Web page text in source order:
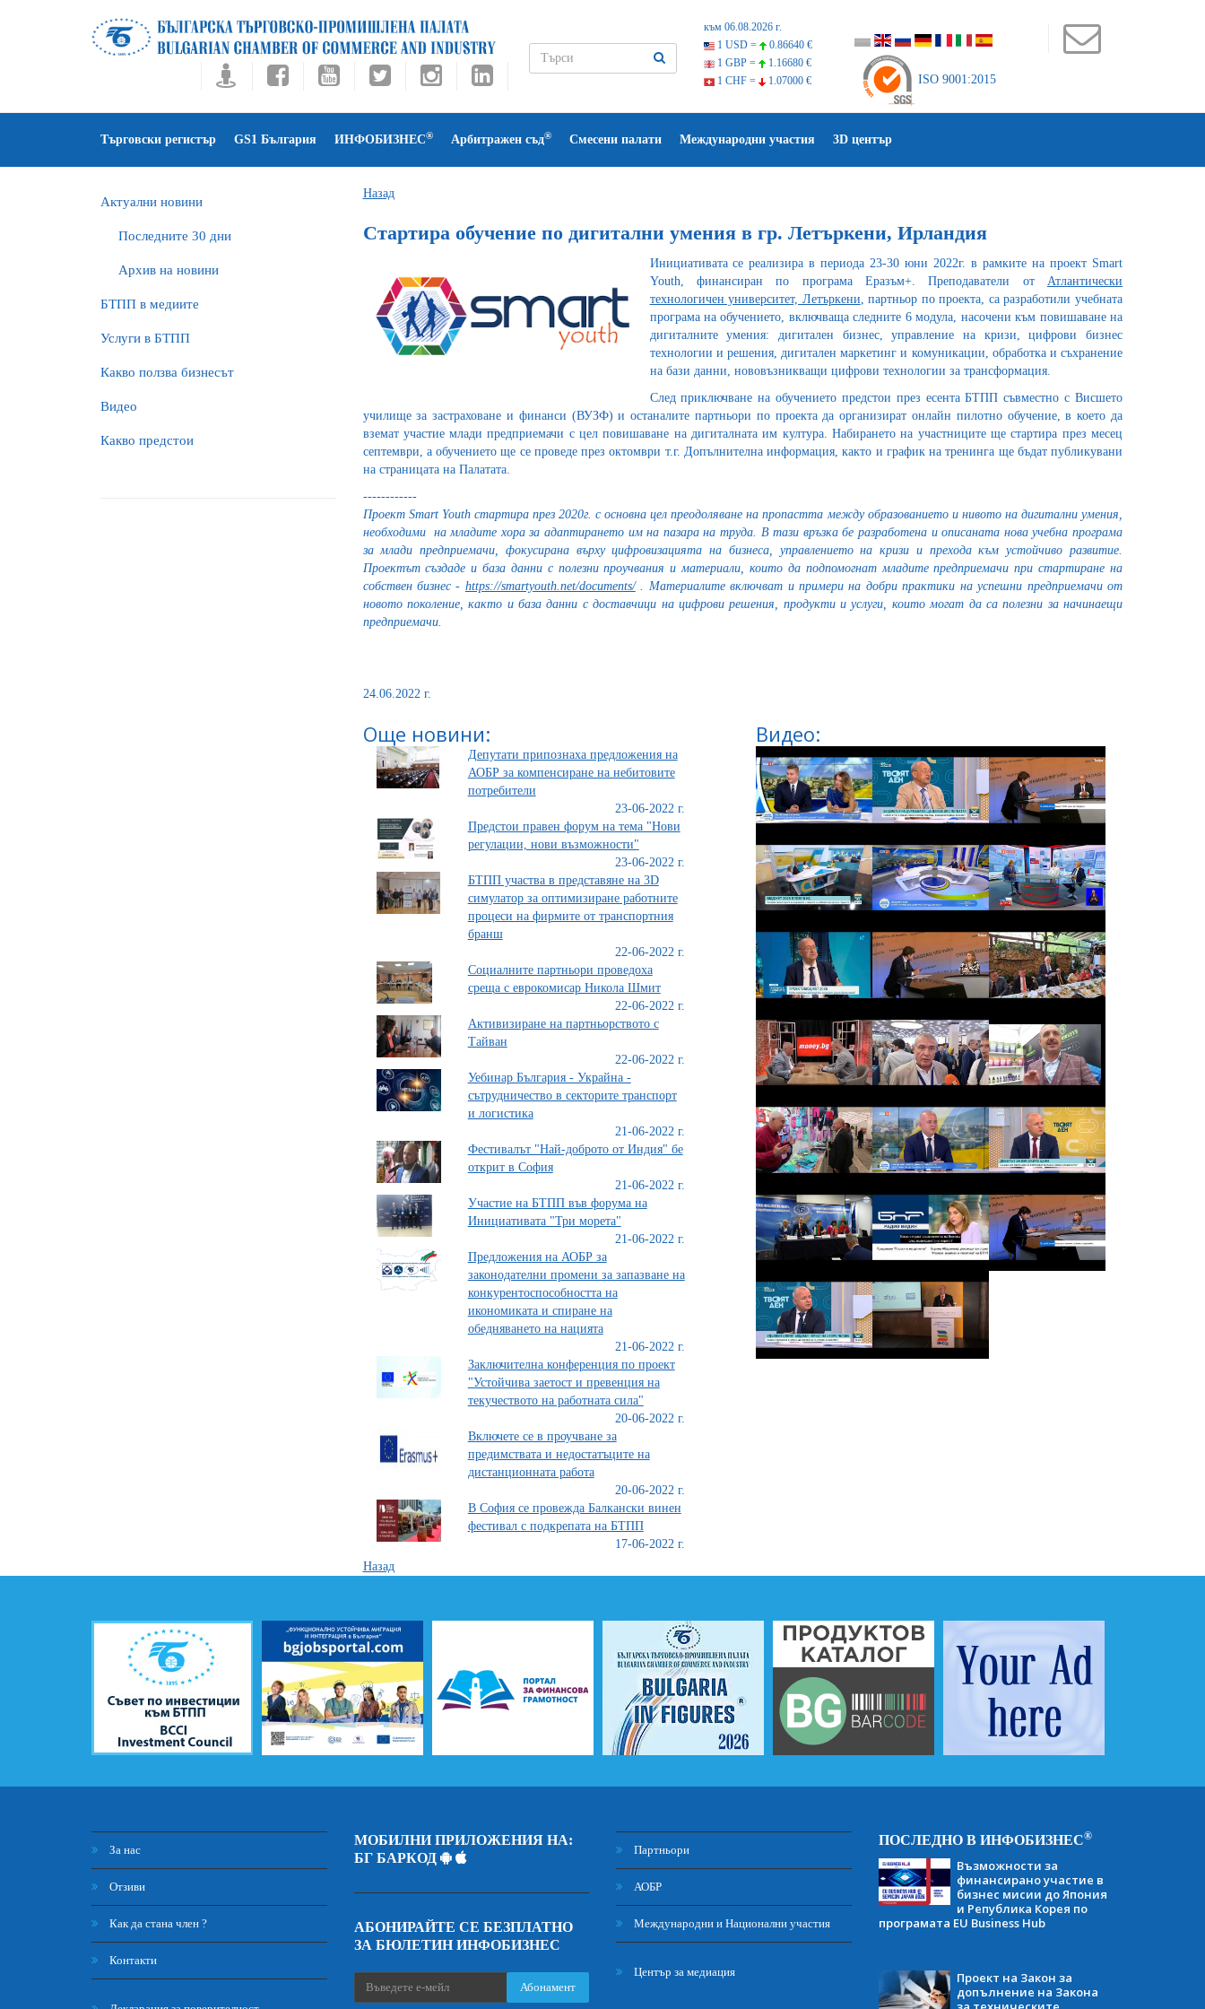
към 06.08.2026 г.
1 USD =
0.86640 €
1 GBP =
1.16680 €
1 CHF =
1.07000 € ISO 9001:2015
Търговски регистър GS1 България ИНФОБИЗНЕС® Арбитражен съд® Смесени палати Международни участия 3D център
Актуални новини
Последните 30 дни
Архив на новини
БTПП в медиите
Услуги в БТПП
Какво ползва бизнесът
Видео
Какво предстои
Назад
Стартира обучение по дигитални умения в гр. Летъркени, Ирландия
Инициативата се реализира в периода 23-30 юни 2022г. в рамките на проект Smart
Youth, финансиран по програма Еразъм+. Преподаватели от Атлантически
технологичен университет, Летъркени, партньор по проекта, са разработили учебната
програма на обучението, включваща следните 6 модула, насочени към повишаване на
дигиталните умения: дигитален бизнес, управление на кризи, цифрови бизнес
технологии и решения, дигитален маркетинг и комуникации, обработка и съхранение
на бази данни, нововъзникващи цифрови технологии за трансформация.
След приключване на обучението предстои през есента БТПП съвместно с Висшето
училище за застраховане и финанси (ВУЗФ) и останалите партньори по проекта да организират онлайн пилотно обучение, в което да
вземат участие млади предприемачи с цел повишаване на дигиталната им култура. Набирането на участниците ще стартира през месец
септември, а обучението ще се проведе през октомври т.г. Допълнителна информация, както и график на тренинга ще бъдат публикувани
на страницата на Палатата.
------------
Проект Smart Youth стартира през 2020г. с основна цел преодоляване на пропастта между образованието и нивото на дигитални умения,
необходими на младите хора за адаптирането им на пазара на труда. В тази връзка бе разработена и описаната нова учебна програма
за млади предприемачи, фокусирана върху цифровизацията на бизнеса, управлението на кризи и прехода към устойчиво развитие.
Проектът създаде и база данни с полезни проучвания и материали, които да подпомогнат младите предприемачи при стартиране на
собствен бизнес - https://smartyouth.net/documents/. Материалите включват и примери на добри практики на успешни предприемачи от
новото поколение, както и база данни с доставчици на цифрови решения, продукти и услуги, които могат да са полезни за начинаещи
предприемачи.
24.06.2022 г.
Още новини:
Депутати припознаха предложения на
АОБР за компенсиране на небитовите
потребители
23-06-2022 г.
Предстои правен форум на тема "Нови
регулации, нови възможности"
23-06-2022 г.
БТПП участва в представяне на 3D
симулатор за оптимизиране работните
процеси на фирмите от транспортния
бранш
22-06-2022 г.
Социалните партньори проведоха
среща с еврокомисар Никола Шмит
22-06-2022 г.
Активизиране на партньорството с
Тайван
22-06-2022 г.
Уебинар България - Украйна -
сътрудничество в секторите транспорт
и логистика
21-06-2022 г.
Фестивалът "Най-доброто от Индия" бе
открит в София
21-06-2022 г.
Участие на БТПП във форума на
Инициативата "Три морета"
21-06-2022 г.
Предложения на АОБР за
законодателни промени за запазване на
конкурентоспособността на
икономиката и спиране на
обедняването на нацията
21-06-2022 г.
Заключителна конференция по проект
"Устойчива заетост и превенция на
текучеството на работната сила"
20-06-2022 г.
Включете се в проучване за
предимствата и недостатъците на
дистанционната работа
20-06-2022 г.
В София се провежда Балкански винен
фестивал с подкрепата на БТПП
17-06-2022 г.
Видео:
Назад
За нас
Отзиви
Как да стана член ?
Контакти
МОБИЛНИ ПРИЛОЖЕНИЯ НА:
БГ БАРКОД
АБОНИРАЙТЕ СЕ БЕЗПЛАТНО
ЗА БЮЛЕТИН ИНФОБИЗНЕС
Абонамент
Партньори
АОБР
Международни и Национални участия
Център за медиация
ПОСЛЕДНО В ИНФОБИЗНЕС®
Възможности за
финансирано участие в
бизнес мисии до Япония
и Република Корея по
програмата EU Business Hub
Проект на Закон за
допълнение на Закона